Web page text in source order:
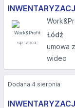
Łódź
umowa
wideo
Dodana 4 sierpnia